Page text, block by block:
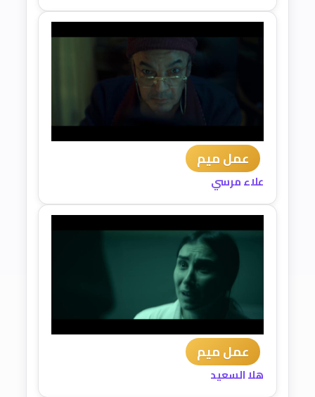
عمل ميم
علاء مرسي
عمل ميم
هلا السعيد